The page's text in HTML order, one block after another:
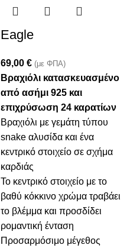
Eagle
69,00 € (με ΦΠΑ)
Βραχιόλι κατασκευασμένo
από ασήμι 925 και
επιχρύσωση 24 καρατίων
Βραχιόλι με γεμάτη τύπου
snake αλυσίδα και ένα
κεντρικό στοιχείο σε σχήμα
καρδιάς
Το κεντρικό στοιχείο με το
βαθύ κόκκινο χρώμα τραβάει
το βλέμμα και προσδίδει
ρομαντική ένταση
Προσαρμόσιμο μέγεθος